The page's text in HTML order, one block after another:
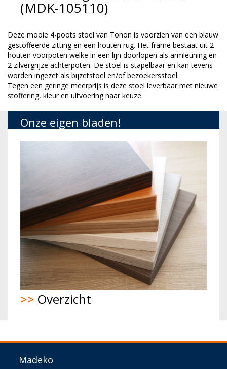
(MDK-105110)
Deze mooie 4-poots stoel van Tonon is voorzien van een blauw
gestoffeerde zitting en een houten rug. Het frame bestaat uit 2
houten voorpoten welke in een lijn doorlopen als armleuning en
2 zilvergrijze achterpoten. De stoel is stapelbaar en kan tevens
worden ingezet als bijzetstoel en/of bezoekersstoel.
Tegen een geringe meerprijs is deze stoel leverbaar met nieuwe
stoffering, kleur en uitvoering naar keuze.
Onze eigen bladen!
>> Overzicht
Madeko